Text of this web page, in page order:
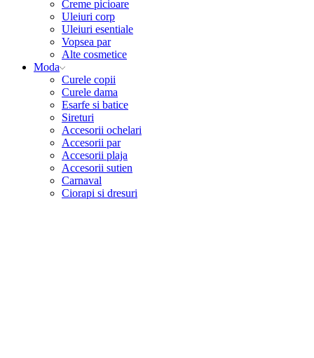
Creme picioare
Uleiuri corp
Uleiuri esentiale
Vopsea par
Alte cosmetice
Moda
Curele copii
Curele dama
Esarfe si batice
Sireturi
Accesorii ochelari
Accesorii par
Accesorii plaja
Accesorii sutien
Carnaval
Ciorapi si dresuri